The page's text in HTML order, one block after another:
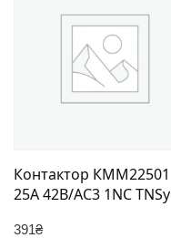
Контактор КММ22501
25А 42В/АС3 1NC TNSy
391₴